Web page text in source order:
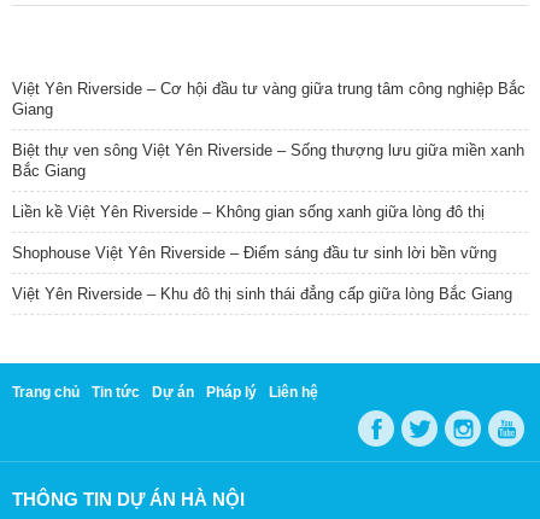
Việt Yên Riverside – Cơ hội đầu tư vàng giữa trung tâm công nghiệp Bắc
Giang
Biệt thự ven sông Việt Yên Riverside – Sống thượng lưu giữa miền xanh
Bắc Giang
Liền kề Việt Yên Riverside – Không gian sống xanh giữa lòng đô thị
Shophouse Việt Yên Riverside – Điểm sáng đầu tư sinh lời bền vững
Việt Yên Riverside – Khu đô thị sinh thái đẳng cấp giữa lòng Bắc Giang
Trang chủ Tin tức Dự án Pháp lý Liên hệ
THÔNG TIN DỰ ÁN HÀ NỘI